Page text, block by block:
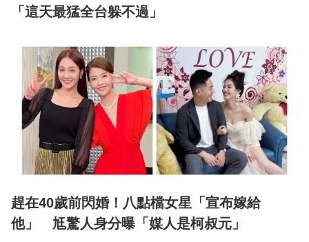
「這天最猛全台躲不過」
趕在40歲前閃婚！八點檔女星「宣布嫁給
他」 尪驚人身分曝「媒人是柯叔元」